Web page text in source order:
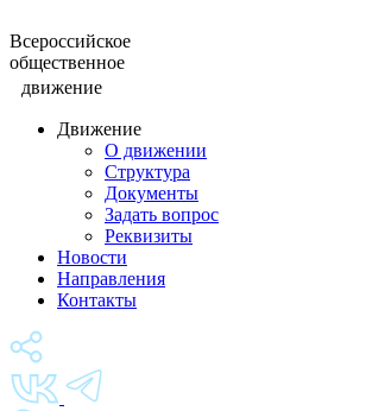
Всероссийское
общественное
движение
Движение
О движении
Структура
Документы
Задать вопрос
Реквизиты
Новости
Направления
Контакты